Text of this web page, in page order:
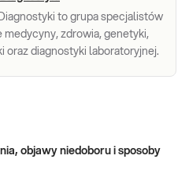
to grupa specjalistów
medycyny, zdrowia, genetyki,
oraz diagnostyki laboratoryjnej.
objawy niedoboru i sposoby